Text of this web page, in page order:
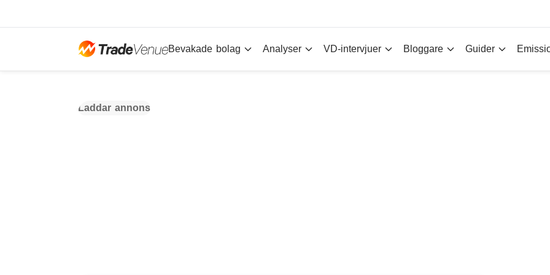
Bevakade bolag Analyser VD-intervjuer Bloggare Guider
Laddar annons